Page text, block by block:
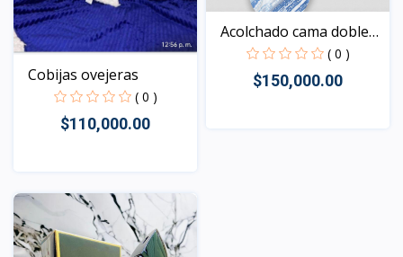
Cobijas ovejeras
( 0 )
$110,000.00
Vista
Acolchado cama doble
( 0 )
$150,000.00